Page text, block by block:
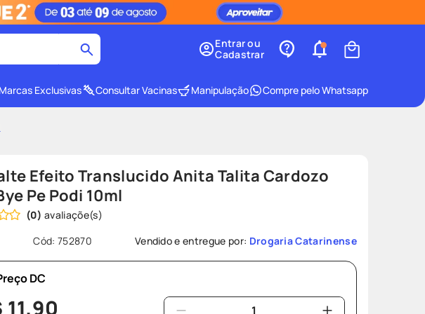
Entrar ou
Cadastrar
Marcas Exclusivas Consultar Vacinas Manipulação Compre pelo Whatsapp
Efeito Translucido Anita Talita Cardozo
Pe Podi 10ml
(0)
Cód:752870 Vendido e entregue por: Drogaria Catarinense
DC
11,90